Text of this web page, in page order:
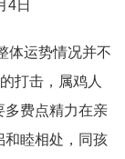
日
运势情况并不
打击，属鸡人
多费点精力在亲
和睦相处，同孩